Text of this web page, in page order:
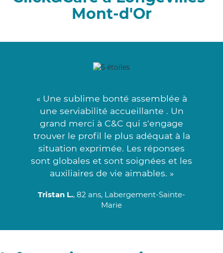
Mont-d'Or
« Une sublime bonté assemblée à
une serviabilité accueillante . Un
grand merci à C&C qui s'engage
trouver le profil le plus adéquat à la
situation exprimée. Les réponses
sont globales et sont soignées et les
auxiliaires de vie aimables. »
Tristan L., 82 ans, Labergement-Sainte-
Marie